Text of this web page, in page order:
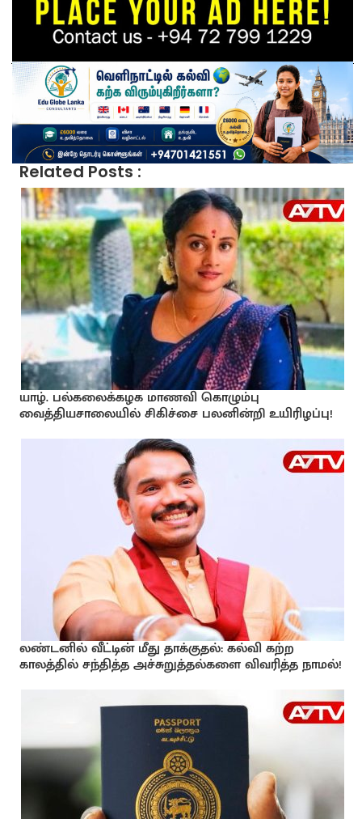
Related Posts :
யாழ். பல்கலைக்கழக மாணவி கொழும்பு
வைத்தியசாலையில் சிகிச்சை பலனின்றி உயிரிழப்பு!
லண்டனில் வீட்டின் மீது தாக்குதல்: கல்வி கற்ற
காலத்தில் சந்தித்த அச்சுறுத்தல்களை விவரித்த நாமல்!